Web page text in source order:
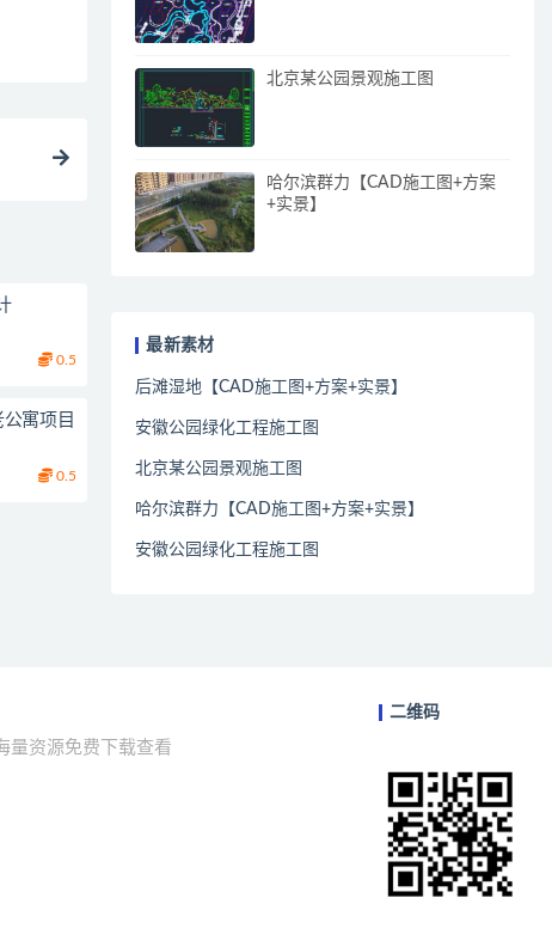
0.5
寓项目
0.5
北京某公园景观施工图
哈尔滨群力【CAD施工图+方案
+实景】
最新素材
后滩湿地【CAD施工图+方案+实景】
安徽公园绿化工程施工图
北京某公园景观施工图
哈尔滨群力【CAD施工图+方案+实景】
安徽公园绿化工程施工图
量资源免费下载查看
二维码